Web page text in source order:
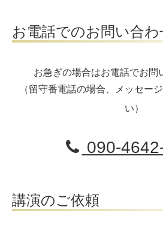
お電話でのお問い合わ
お急ぎの場合はお電話でお問
（留守番電話の場合、メッセー
い）
090-
講演のご依頼